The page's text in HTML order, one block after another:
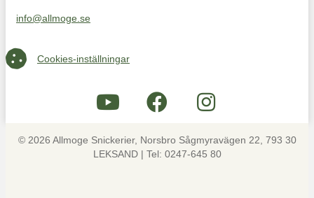
Maila oss på info@allmoge.se
info@allmoge.se
Cookies-inställningar
Cookies-inställningar
© 2026 Allmoge Snickerier, Norsbro Sågmyravägen 22, 793 30
LEKSAND | Tel: 0247-645 80